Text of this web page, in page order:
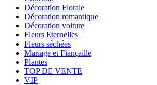
Décoration Florale
Décoration romantique
Décoration voiture
Fleurs Eternelles
Fleurs séchées
Mariage et Fiançaille
Plantes
TOP DE VENTE
VIP